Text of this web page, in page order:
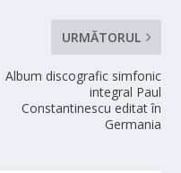
URMĂTORUL
Album discografic simfonic
integral Paul
Constantinescu editat în
Germania